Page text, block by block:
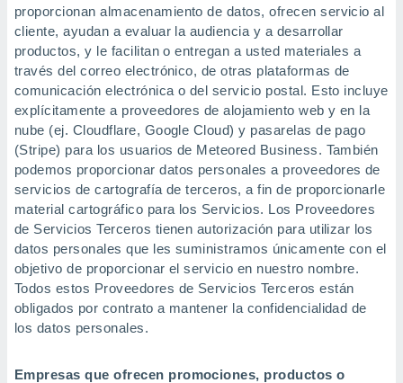
proporcionan almacenamiento de datos, ofrecen servicio al
cliente, ayudan a evaluar la audiencia y a desarrollar
productos, y le facilitan o entregan a usted materiales a
través del correo electrónico, de otras plataformas de
comunicación electrónica o del servicio postal. Esto incluye
explícitamente a proveedores de alojamiento web y en la
nube (ej. Cloudflare, Google Cloud) y pasarelas de pago
(Stripe) para los usuarios de Meteored Business. También
podemos proporcionar datos personales a proveedores de
servicios de cartografía de terceros, a fin de proporcionarle
material cartográfico para los Servicios. Los Proveedores
de Servicios Terceros tienen autorización para utilizar los
datos personales que les suministramos únicamente con el
objetivo de proporcionar el servicio en nuestro nombre.
Todos estos Proveedores de Servicios Terceros están
obligados por contrato a mantener la confidencialidad de
los datos personales.
Empresas que ofrecen promociones, productos o